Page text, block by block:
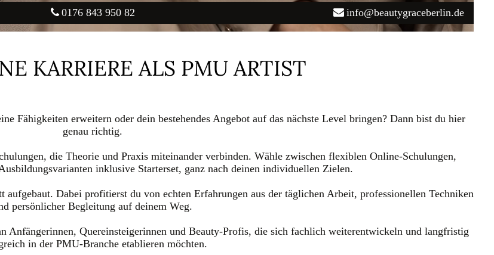
0176 843 950 82 info@beautygraceberlin.de
KARRIERE ALS PMU ARTIST
Fähigkeiten erweitern oder dein bestehendes Angebot auf das nächste Level bringen? Dann bist du hier
genau richtig.
die Theorie und Praxis miteinander verbinden. Wähle zwischen flexiblen Online-Schulungen,
inklusive Starterset, ganz nach deinen individuellen Zielen.
Dabei profitierst du von echten Erfahrungen aus der täglichen Arbeit, professionellen Techniken
persönlicher Begleitung auf deinem Weg.
Quereinsteigerinnen und Beauty-Profis, die sich fachlich weiterentwickeln und langfristig
in der PMU-Branche etablieren möchten.